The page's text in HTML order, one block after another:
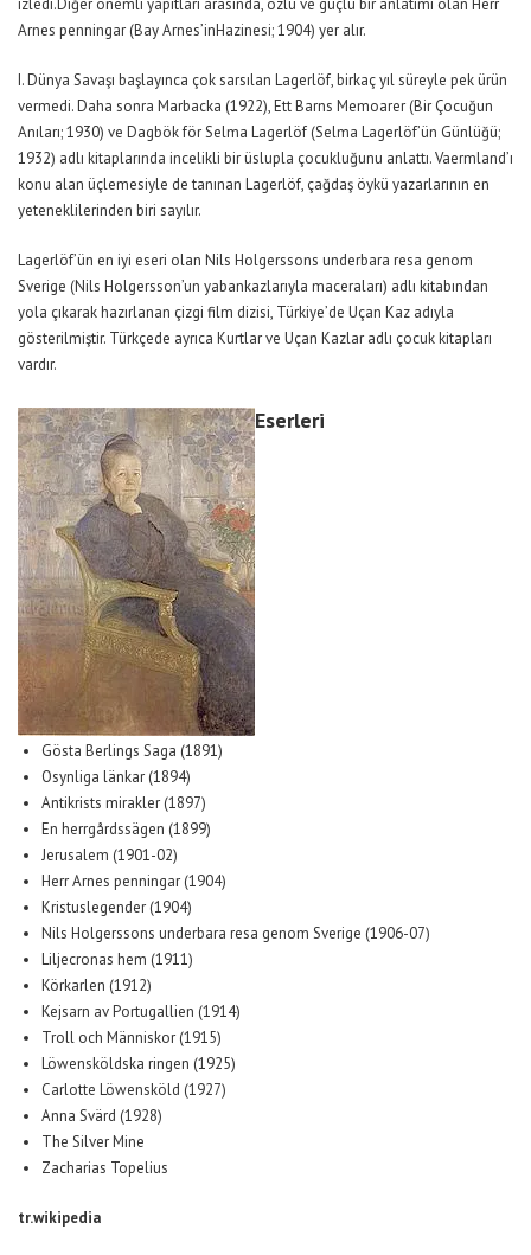
izledi.Diğer önemli yapıtları arasında, özlü ve güçlü bir anlatımı olan Herr
Arnes penningar (Bay Arnes’inHazinesi; 1904) yer alır.
I. Dünya Savaşı başlayınca çok sarsılan Lagerlöf, birkaç yıl süreyle pek ürün
vermedi. Daha sonra Marbacka (1922), Ett Barns Memoarer (Bir Çocuğun
Anıları; 1930) ve Dagbök för Selma Lagerlöf (Selma Lagerlöf’ün Günlüğü;
1932) adlı kitaplarında incelikli bir üslupla çocukluğunu anlattı. Vaermland’ı
konu alan üçlemesiyle de tanınan Lagerlöf, çağdaş öykü yazarlarının en
yeteneklilerinden biri sayılır.
Lagerlöf’ün en iyi eseri olan Nils Holgerssons underbara resa genom
Sverige (Nils Holgersson’un yabankazlarıyla maceraları) adlı kitabından
yola çıkarak hazırlanan çizgi film dizisi, Türkiye’de Uçan Kaz adıyla
gösterilmiştir. Türkçede ayrıca Kurtlar ve Uçan Kazlar adlı çocuk kitapları
vardır.
Eserleri
Gösta Berlings Saga (1891)
Osynliga länkar (1894)
Antikrists mirakler (1897)
En herrgårdssägen (1899)
Jerusalem (1901-02)
Herr Arnes penningar (1904)
Kristuslegender (1904)
Nils Holgerssons underbara resa genom Sverige (1906-07)
Liljecronas hem (1911)
Körkarlen (1912)
Kejsarn av Portugallien (1914)
Troll och Människor (1915)
Löwensköldska ringen (1925)
Carlotte Löwensköld (1927)
Anna Svärd (1928)
The Silver Mine
Zacharias Topelius
tr.wikipedia